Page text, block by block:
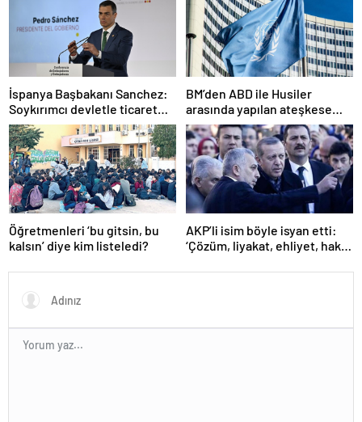
İspanya Başbakanı Sanchez:
Soykırımcı devletle ticaret
yapmayız
BM’den ABD ile Husiler
arasında yapılan ateşkese
ilişkin değerlendirme
Öğretmenleri ‘bu gitsin, bu
kalsın’ diye kim listeledi?
AKP’li isim böyle isyan etti:
‘Çözüm, liyakat, ehliyet, hak,